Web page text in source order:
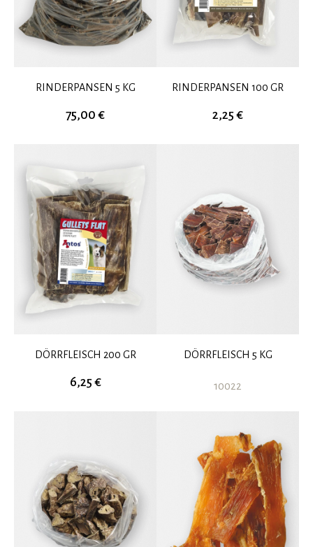
RINDERPANSEN 5 KG
75,00 €
RINDERPANSEN 100 GR
2,25 €
DÖRRFLEISCH 200 GR
6,25 €
DÖRRFLEISCH 5 KG
10022